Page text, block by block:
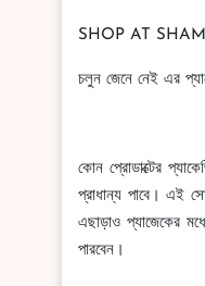
SHOP AT
চলুন জেনে নেই এর
কোন প্রোডাক্টের
প্রাধান্য পাবে। এই
এছাড়াও প্যাজেকের
পারবেন।